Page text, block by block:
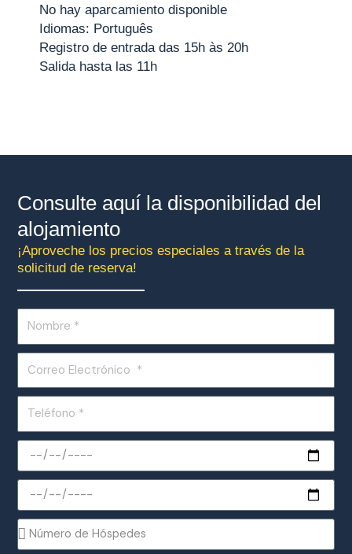
No hay aparcamiento disponible
Idiomas: Português
Registro de entrada das 15h às 20h
Salida hasta las 11h
Consulte aquí la disponibilidad del
alojamiento
¡Aproveche los precios especiales a través de la
solicitud de reserva!
Check
In
Check
Out
Nº
Pessoas